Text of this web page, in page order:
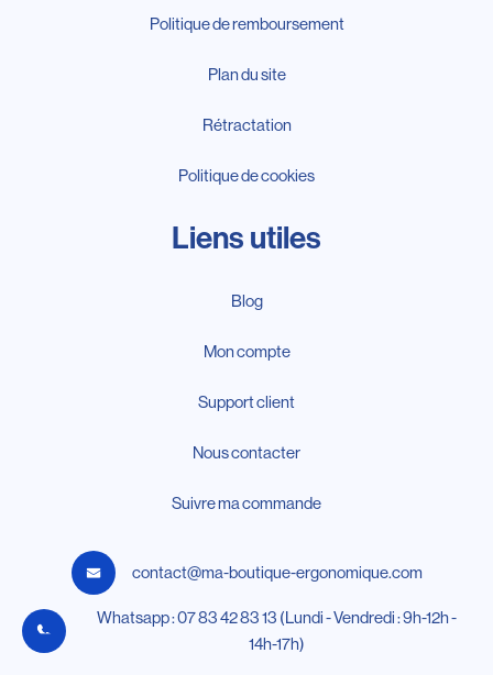
Politique de remboursement
Plan du site
Rétractation
Politique de cookies
Liens utiles
Blog
Mon compte
Support client
Nous contacter
Suivre ma commande
contact@ma-boutique-ergonomique.com
Whatsapp : 07 83 42 83 13 (Lundi - Vendredi : 9h-12h -
14h-17h)